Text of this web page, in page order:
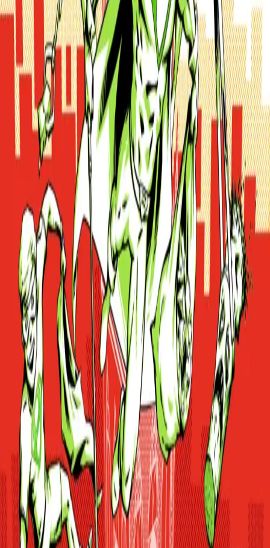
Tijdens Plandel Party, alias de 2de Utrechtse Plandelweek, van 1 tot en
met 7 juni, komt een heel opruimleger in actie en verandert Utrecht
hopelijk in de schoonste én sociaalste stad van Nederland. Je kunt nu
al jezelf als deelnemer (zowel privé als groep, organisatie of club)
opgeven en een straatje, (gevel)tuin of stukje stoep claimen. Dat kan
via dit formulier. Het programma is nog in wording, maar zeker is dat
er een Plandelmuseum met de mafste & mooiste vondsten opent in de
Bibliotheek Neude, waaraan iedereen kan bijdragen.
Bioloog/activist/kunstenaar Merijn Tinga alias de Plastic Soup Surfer
komt na zijn bezoek aan Rome en de Paus op dinsdag 2 juni naar de
Domstad gesurft voor een presentatie en een filmvertoning over de
kracht van hoop en optimisme. Ook Plastic Avenger Dirk ‘de
Zwerfinator’ Groot will be back, voor een MacAttack op donderdag 4
juni. Later in de plandelweek worden op het Domplein in het kader
van ‘Van puin tot plein’ plandeldialogen georganiseerd en letterlijk
schoon schip gemaakt, terwijl voor de deur van Hartje van
Kanaleneiland de Klimaatkermis neerstrijkt.
Meer informatie:
www.plandel.nl/utrecht
Deel dit evenement